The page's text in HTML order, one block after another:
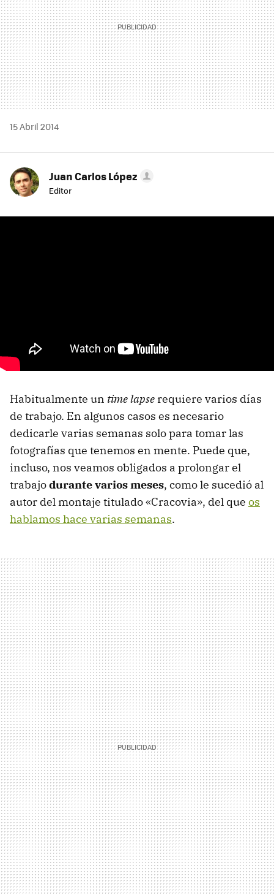
15 Abril 2014
Juan Carlos López
Editor
Habitualmente un time lapse requiere varios días
de trabajo. En algunos casos es necesario
dedicarle varias semanas solo para tomar las
fotografías que tenemos en mente. Puede que,
incluso, nos veamos obligados a prolongar el
trabajodurante varios meses, como le sucedió al
autor del montaje titulado «Cracovia», del que os
hablamos hace varias semanas.